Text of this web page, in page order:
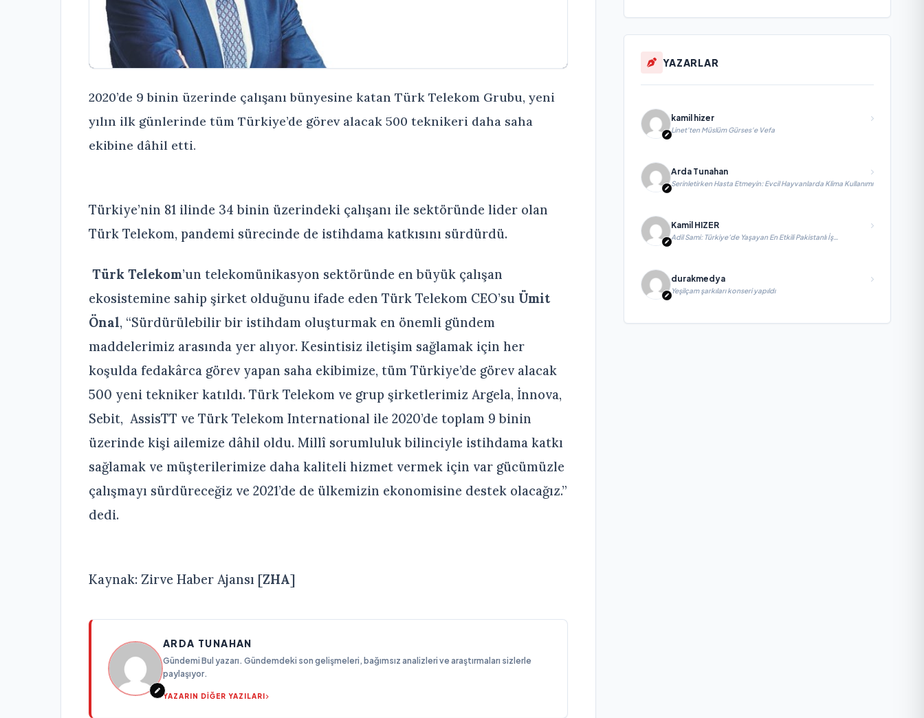
2020’de 9 binin üzerinde çalışanı bünyesine katan Türk Telekom Grubu, yeni
yılın ilk günlerinde tüm Türkiye’de görev alacak 500 teknikeri daha saha
ekibine dâhil etti.
Türkiye’nin 81 ilinde 34 binin üzerindeki çalışanı ile sektöründe lider olan
Türk Telekom, pandemi sürecinde de istihdama katkısını sürdürdü.
Türk Telekom’un telekomünikasyon sektöründe en büyük çalışan
ekosistemine sahip şirket olduğunu ifade eden Türk Telekom CEO’su Ümit
Önal, “Sürdürülebilir bir istihdam oluşturmak en önemli gündem
maddelerimiz arasında yer alıyor. Kesintisiz iletişim sağlamak için her
koşulda fedakârca görev yapan saha ekibimize, tüm Türkiye’de görev alacak
500 yeni tekniker katıldı. Türk Telekom ve grup şirketlerimiz Argela, İnnova,
Sebit, AssisTT ve Türk Telekom International ile 2020’de toplam 9 binin
üzerinde kişi ailemize dâhil oldu. Millî sorumluluk bilinciyle istihdama katkı
sağlamak ve müşterilerimize daha kaliteli hizmet vermek için var gücümüzle
çalışmayı sürdüreceğiz ve 2021’de de ülkemizin ekonomisine destek olacağız.”
dedi.
Kaynak: Zirve Haber Ajansı [ZHA]
ARDA TUNAHAN
Gündemi Bul yazarı. Gündemdeki son gelişmeleri, bağımsız analizleri ve araştırmaları sizlerle
paylaşıyor.
YAZARIN DİĞER YAZILARI
YAZARLAR
kamil hizer
Linet'ten Müslüm Gürses'e Vefa
Arda Tunahan
Serinletirken Hasta Etmeyin: Evcil Hayvanlarda Klima Kullanımı
Kamil HIZER
Adil Sami: Türkiye’de Yaşayan En Etkili Pakistanlı İş
İnsanlarından Biri, Yatırım ve Ekonomik Diplomasiyi
durakmedya
Yeşilçam şarkıları konseri yapıldı